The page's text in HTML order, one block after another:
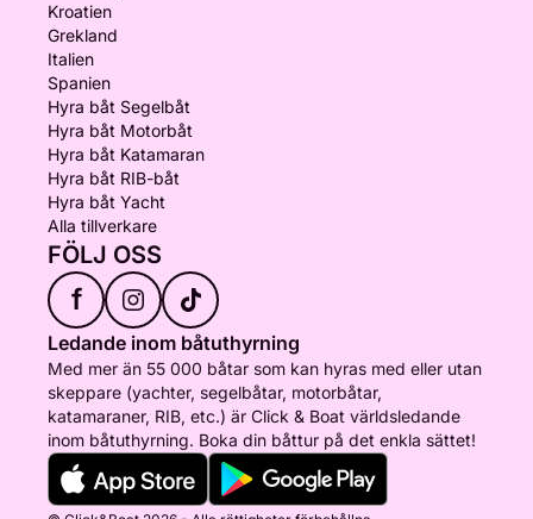
Kroatien
Grekland
Italien
Spanien
Hyra båt Segelbåt
Hyra båt Motorbåt
Hyra båt Katamaran
Hyra båt RIB-båt
Hyra båt Yacht
Alla tillverkare
FÖLJ OSS
f
Ledande inom båtuthyrning
Med mer än 55 000 båtar som kan hyras med eller utan
skeppare (yachter, segelbåtar, motorbåtar,
katamaraner, RIB, etc.) är Click & Boat världsledande
inom båtuthyrning. Boka din båttur på det enkla sättet!